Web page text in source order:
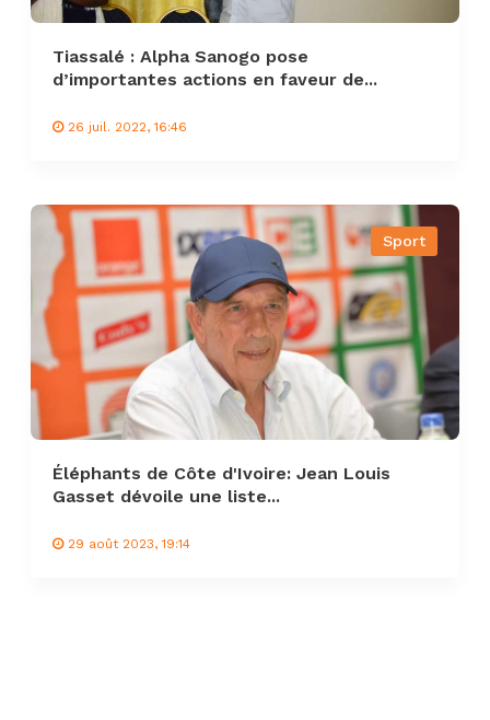
Tiassalé : Alpha Sanogo pose
d’importantes actions en faveur de...
26 juil. 2022, 16:46
Sport
Éléphants de Côte d'Ivoire: Jean Louis
Gasset dévoile une liste...
29 août 2023, 19:14